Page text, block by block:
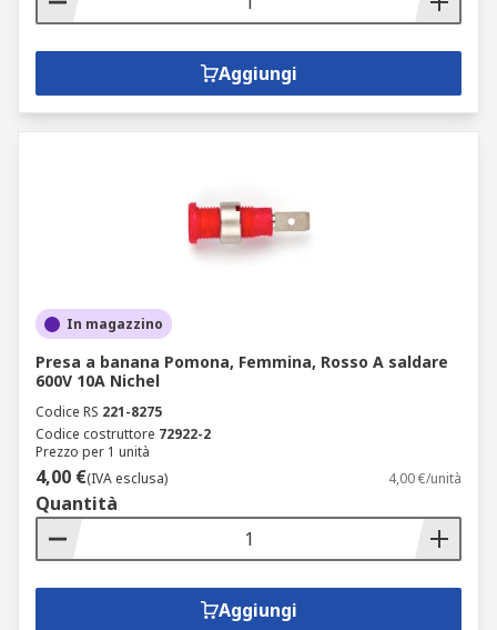
Aggiungi
In magazzino
Presa a banana Pomona, Femmina, Rosso A saldare
600V 10A Nichel
Codice RS 221-8275
Codice costruttore 72922-2
Prezzo per 1 unità
4,00 €(IVA esclusa) 4,00 €/unità
Quantità
Aggiungi